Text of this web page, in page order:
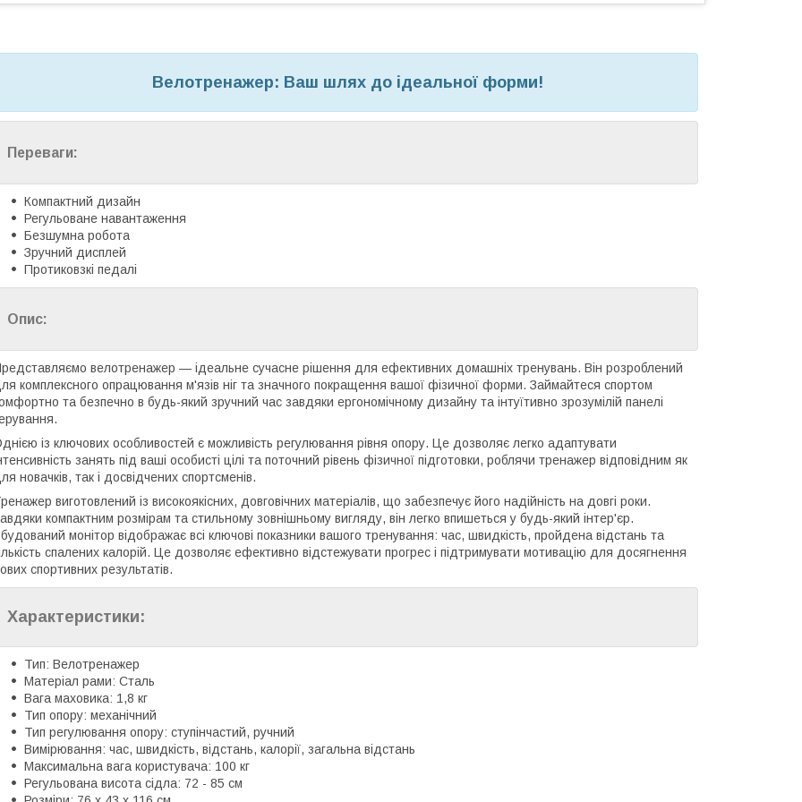
Велотренажер: Ваш шлях до ідеальної форми!
Переваги:
Компактний дизайн
Регульоване навантаження
Безшумна робота
Зручний дисплей
Протиковзкі педалі
Опис:
велотренажер — ідеальне сучасне рішення для ефективних домашніх тренувань. Він розроблений
комплексного опрацювання м'язів ніг та значного покращення вашої фізичної форми. Займайтеся спортом
та безпечно в будь-який зручний час завдяки ергономічному дизайну та інтуїтивно зрозумілій панелі
із ключових особливостей є можливість регулювання рівня опору. Це дозволяє легко адаптувати
занять під ваші особисті цілі та поточний рівень фізичної підготовки, роблячи тренажер відповідним як
новачків, так і досвідчених спортсменів.
виготовлений із високоякісних, довговічних матеріалів, що забезпечує його надійність на довгі роки.
компактним розмірам та стильному зовнішньому вигляду, він легко впишеться у будь-який інтер'єр.
монітор відображає всі ключові показники вашого тренування: час, швидкість, пройдена відстань та
спалених калорій. Це дозволяє ефективно відстежувати прогрес і підтримувати мотивацію для досягнення
спортивних результатів.
Характеристики:
Тип: Велотренажер
Матеріал рами: Сталь
Вага маховика: 1,8 кг
Тип опору: механічний
Тип регулювання опору: ступінчастий, ручний
Вимірювання: час, швидкість, відстань, калорії, загальна відстань
Максимальна вага користувача: 100 кг
Регульована висота сідла: 72 - 85 см